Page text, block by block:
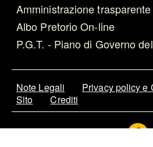
Amministrazione
Albo Pretorio On-line
P.G.T. - Piano di Governo
Note Legali Privacy policy e
Sito
Crediti